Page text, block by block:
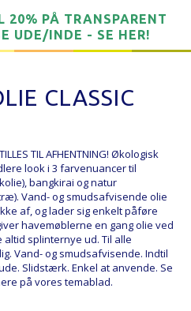
20% PÅ TRANSPARENT
UDE/INDE - SE HER!
CLASSIC
TIL AFHENTNING! Økologisk
look i 3 farvenuancer til
bangkirai og natur
Vand- og smudsafvisende olie
af, og lader sig enkelt påføre
havemøblerne en gang olie ved
splinternye ud. Til alle
Vand- og smudsafvisende. Indtil
Slidstærk. Enkel at anvende. Se
på vores temablad.